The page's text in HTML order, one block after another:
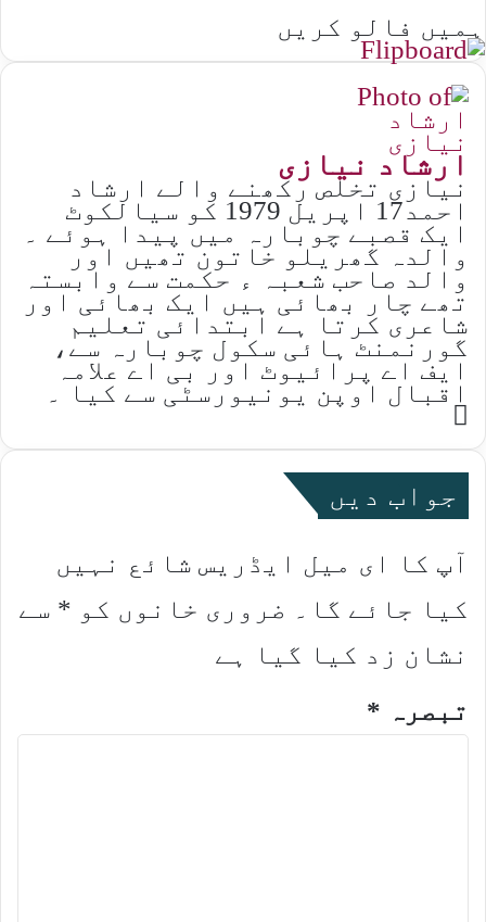
ہمیں فالو کریں
ارشاد نیازی
نیازی تخلص رکھنے والے ارشاد
احمد17 اپریل 1979 کو سیالکوٹ
ایک قصبے چوبارہ میں پیدا ہوئے ۔
والدہ گھریلو خاتون تھیں اور
والد صاحب شعبہ ء حکمت سے وابستہ
تھے چار بھائی ہیں ایک بھائی اور
شاعری کرتا ہے ابتدائی تعلیم
گورنمنٹ ہائی سکول چوبارہ سے،
ایف اے پرائیوٹ اور بی اے علامہ
اقبال اوپن یونیورسٹی سے کیا ۔
Website
جواب دیں
آپ کا ای میل ایڈریس شائع نہیں
کیا جائے گا۔
ضروری خانوں کو * سے
نشان زد کیا گیا ہے
تبصرہ *